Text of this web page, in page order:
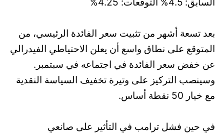
بعد تسعة أشهر من تثبيت سعر الفائدة الرئيسي، من
المتوقع على نطاق واسع أن يعلن الاحتياطي الفيدرالي
عن خفض سعر الفائدة في اجتماعه في سبتمبر.
وسينصب التركيز على وتيرة تخفيف السياسة النقدية
مع خيار 50 نقطة أساس.
في حين فشل ترامب في التأثير على صانعي